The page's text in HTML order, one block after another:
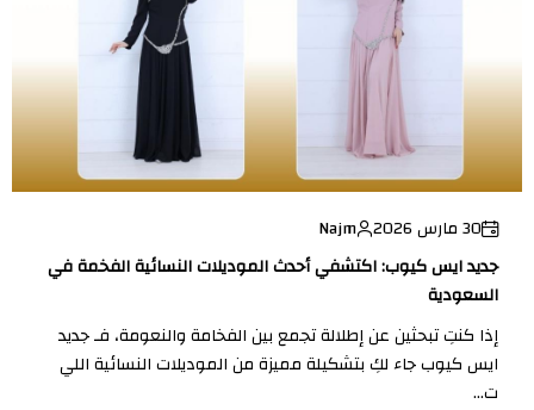
30 مارس 2026
Najm
جديد ايس كيوب: اكتشفي أحدث الموديلات النسائية الفخمة في
السعودية
إذا كنتِ تبحثين عن إطلالة تجمع بين الفخامة والنعومة، فـ جديد
ايس كيوب جاء لكِ بتشكيلة مميزة من الموديلات النسائية اللي
ت...